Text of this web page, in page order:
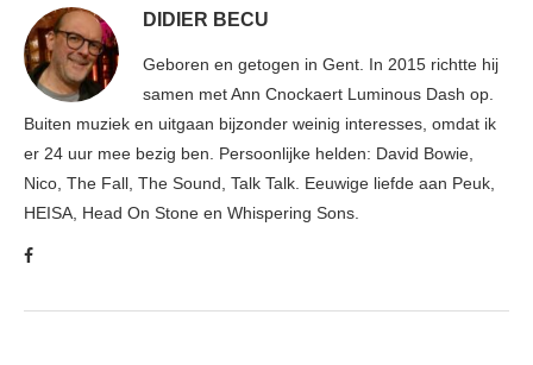
DIDIER BECU
Geboren en getogen in Gent. In 2015 richtte hij
samen met Ann Cnockaert Luminous Dash op.
Buiten muziek en uitgaan bijzonder weinig interesses, omdat ik
er 24 uur mee bezig ben. Persoonlijke helden: David Bowie,
Nico, The Fall, The Sound, Talk Talk. Eeuwige liefde aan Peuk,
HEISA, Head On Stone en Whispering Sons.